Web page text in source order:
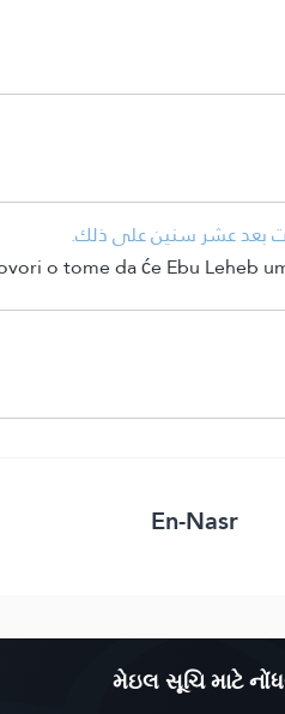
بعد عشر سنين على ذلك.
o tome da će Ebu Leheb
En-Nasr
મેઇલ સૂચિ માટે